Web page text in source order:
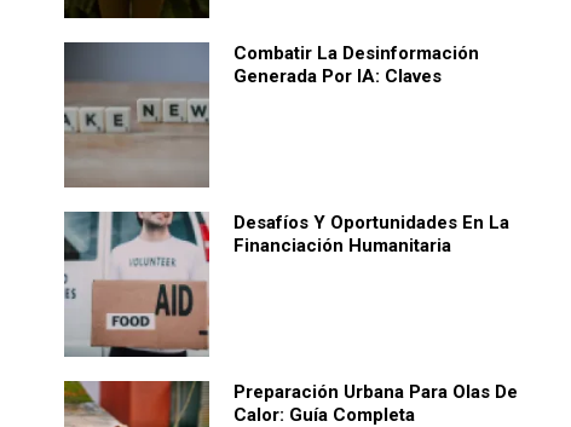
Combatir La Desinformación
Generada Por IA: Claves
Desafíos Y Oportunidades En La
Financiación Humanitaria
Preparación Urbana Para Olas De
Calor: Guía Completa